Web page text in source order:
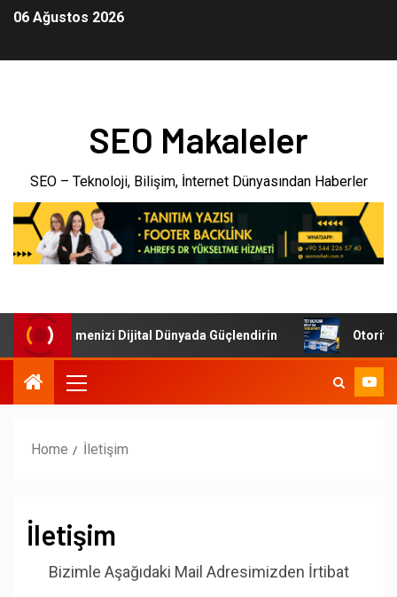
06 Ağustos 2026
SEO Makaleler
SEO – Teknoloji, Bilişim, İnternet Dünyasından Haberler
İşletmenizi Dijital Dünyada Güçlendirin Otoriter
Home İletişim
İletişim
Bizimle Aşağıdaki Mail Adresimizden İrtibat